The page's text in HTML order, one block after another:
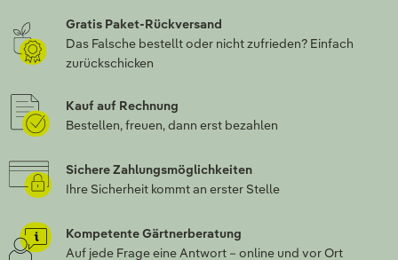
Gratis Paket-Rückversand
Das Falsche bestellt oder nicht zufrieden? Einfach
zurückschicken
Kauf auf Rechnung
Bestellen, freuen, dann erst bezahlen
Sichere Zahlungsmöglichkeiten
Ihre Sicherheit kommt an erster Stelle
Kompetente Gärtnerberatung
Auf jede Frage eine Antwort – online und vor Ort